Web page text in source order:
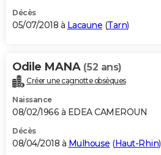
Décès
05/07/2018 à Lacaune (Tarn)
Odile MANA (52 ans)
Créer une cagnotte obsèques
Naissance
08/02/1966 à EDEA CAMEROUN
Décès
08/04/2018 à Mulhouse (Haut-Rhin)